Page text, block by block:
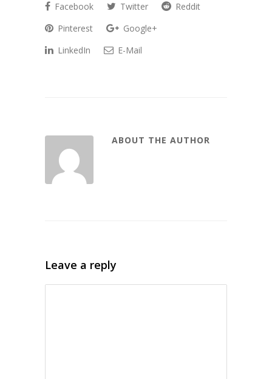
Facebook Twitter
Reddit
Pinterest
Google+
LinkedIn
E-Mail
ABOUT THE AUTHOR
Leave a reply